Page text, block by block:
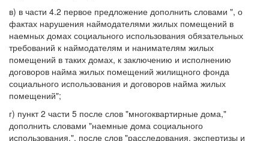
в) в части 4.2 первое предложение дополнить словами ", о
фактах нарушения наймодателями жилых помещений в
наемных домах социального использования обязательных
требований к наймодателям и нанимателям жилых
помещений в таких домах, к заключению и исполнению
договоров найма жилых помещений жилищного фонда
социального использования и договоров найма жилых
помещений";
г) пункт 2 части 5 после слов "многоквартирные дома,"
дополнить словами "наемные дома социального
использования,", после слов "расследования, экспертизы и